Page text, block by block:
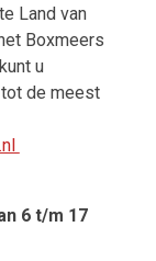
Land van
Boxmeers
u
de meest
6 t/m 17